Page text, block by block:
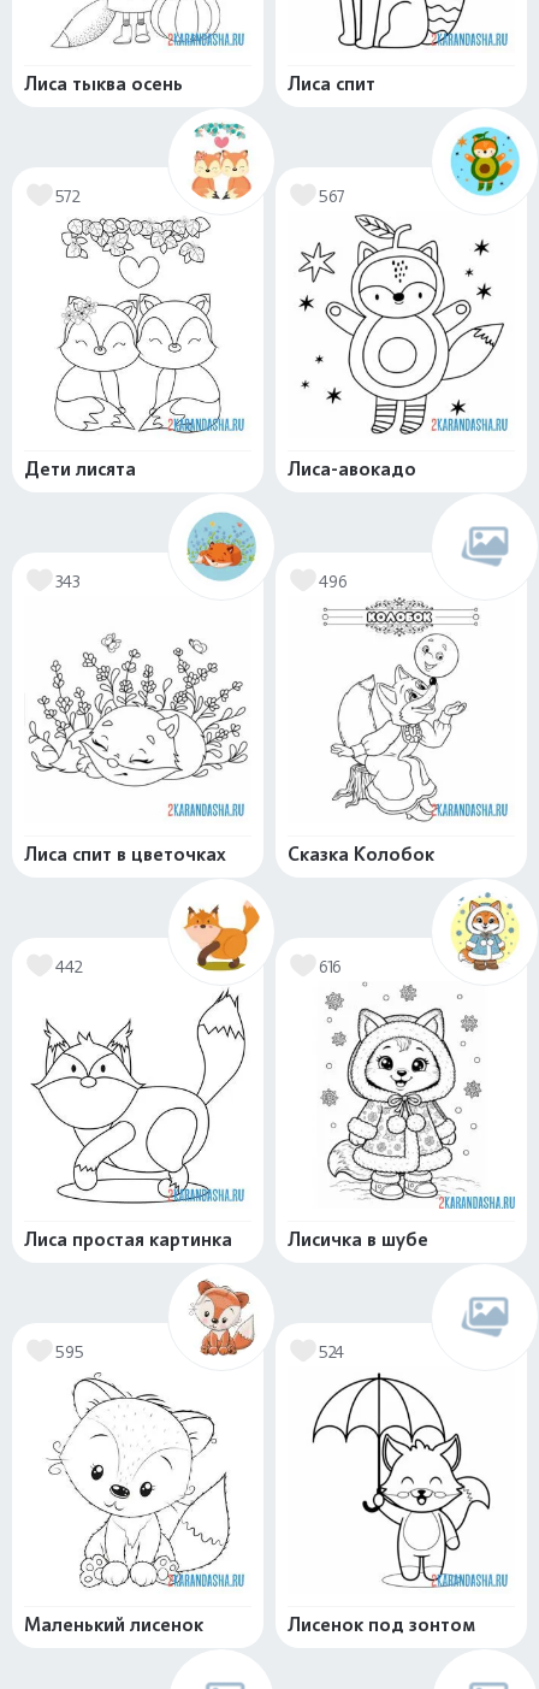
Лиса тыква осень Лиса спит
572
Дети лисята
567
Лиса-авокадо
343
Лиса спит в цветочках
496
Сказка Колобок
442
Лиса простая картинка
616
Лисичка в шубе
595
Маленький лисенок
524
Лисенок под зонтом